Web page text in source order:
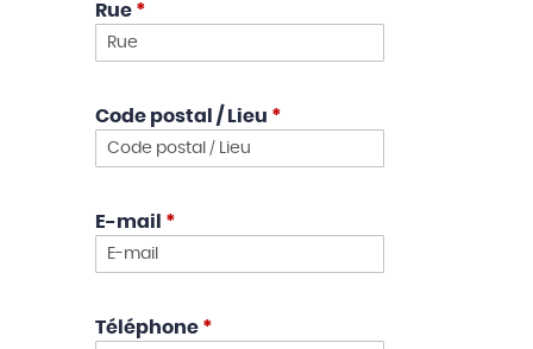
Rue *
Code postal / Lieu *
E-mail *
Téléphone *